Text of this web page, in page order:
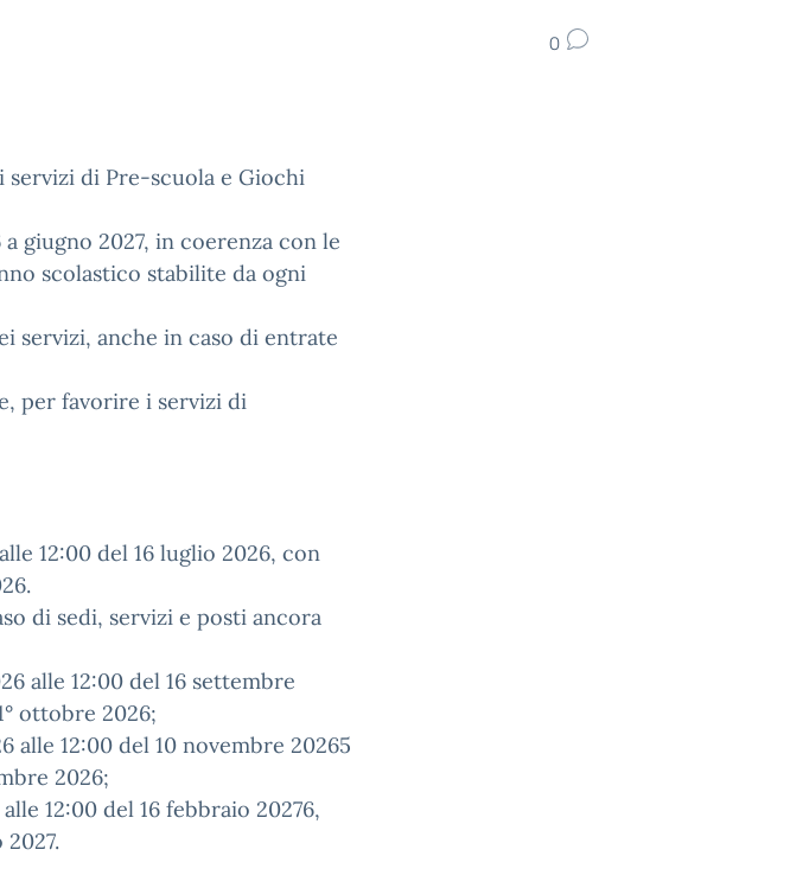
0
servizi di Pre-scuola e Giochi
giugno 2027, in coerenza con le
scolastico stabilite da ogni
servizi, anche in caso di entrate
per favorire i servizi di
12:00 del 16 luglio 2026, con
di sedi, servizi e posti ancora
alle 12:00 del 16 settembre
ottobre 2026;
alle 12:00 del 10 novembre 20265
2026;
12:00 del 16 febbraio 20276,